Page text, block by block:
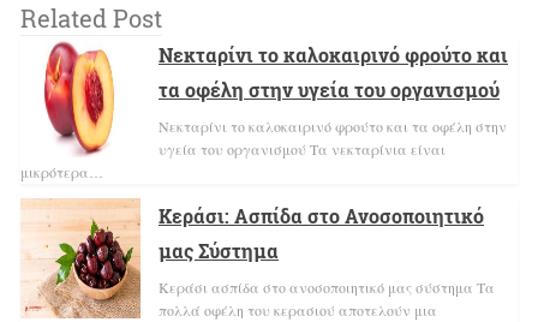
Related Post
Νεκταρίνι το καλοκαιρινό φρούτο και
τα οφέλη στην υγεία του οργανισμού
Νεκταρίνι το καλοκαιρινό φρούτο και τα οφέλη στην
υγεία του οργανισμού Τα νεκταρίνια είναι
μικρότερα…
Κεράσι: Ασπίδα στο Ανοσοποιητικό
μας Σύστημα
Κεράσι ασπίδα στο ανοσοποιητικό μας σύστημα Τα
πολλά οφέλη του κερασιού αποτελούν μια